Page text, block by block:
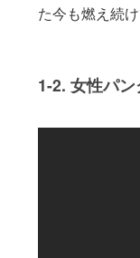
た今も燃え続
1-2. 女性パ